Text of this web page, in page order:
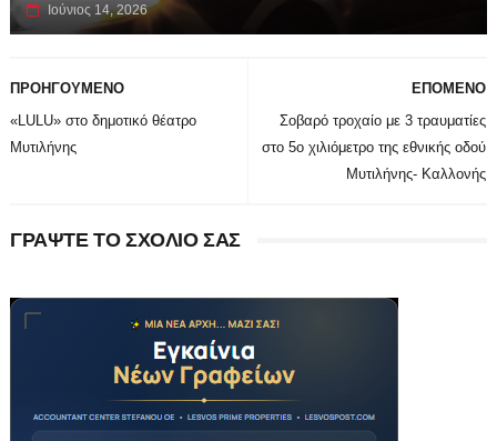
Ιούνιος 14, 2026
ΕΠΟΜΕΝΟ
Σοβαρό τροχαίο με 3 τραυματίες
στο 5ο χιλιόμετρο της εθνικής οδού
Μυτιλήνης- Καλλονής
ΠΡΟΗΓΟΥΜΕΝΟ
«LULU» στο δημοτικό θέατρο
Μυτιλήνης
ΓΡΑΨΤΕ ΤΟ ΣΧΟΛΙΟ ΣΑΣ